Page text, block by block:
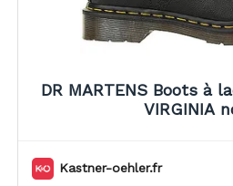
DR MARTENS Boots à
Kastner-oehler.fr